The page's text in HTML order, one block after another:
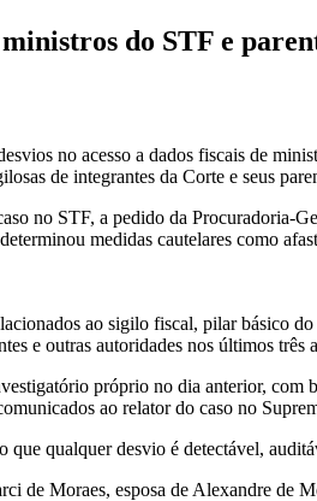
do STF e
no acesso a dados fiscais de
de integrantes da Corte e seus
no STF, a pedido da Procuradoria-
medidas cautelares como
ao sigilo fiscal, pilar básico
e outras autoridades nos últimos três
próprio no dia anterior, com
ao relator do caso no
que qualquer desvio é detectável,
de Moraes, esposa de Alexandre de